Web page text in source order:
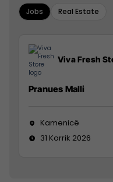
Jobs Real Estate
Viva Fresh
Pranues Malli
Kamenicë
31 Korrik 2026